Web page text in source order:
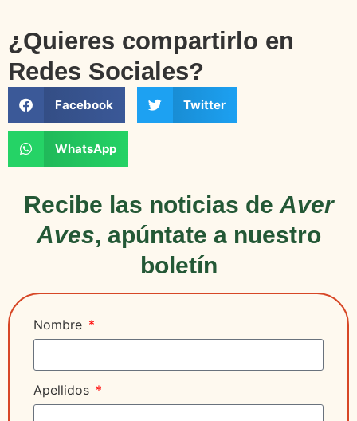
¿Quieres compartirlo en
Redes Sociales?
Facebook Twitter
WhatsApp
Recibe las noticias de Aver
Aves, apúntate a nuestro
boletín
Nombre
Apellidos